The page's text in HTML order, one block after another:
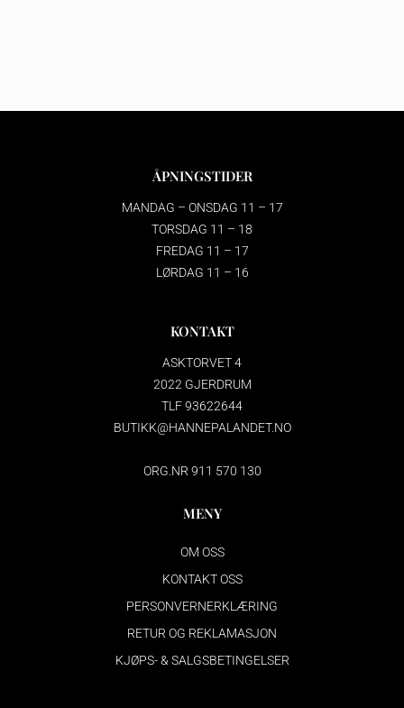
ÅPNINGSTIDER
MANDAG – ONSDAG 11 – 17
TORSDAG 11 – 18
FREDAG 11 – 17
LØRDAG 11 – 16
KONTAKT
ASKTORVET 4
2022 GJERDRUM
TLF 93622644
BUTIKK@HANNEPALANDET.NO
ORG.NR 911 570 130
MENY
OM OSS
KONTAKT OSS
PERSONVERNERKLÆRING
RETUR OG REKLAMASJON
KJØPS- & SALGSBETINGELSER